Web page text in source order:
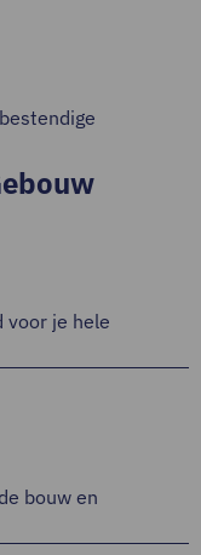
voor je hele
bouw en